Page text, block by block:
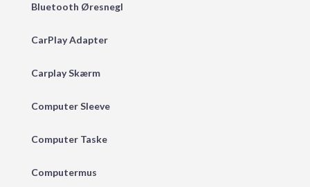
Bluetooth Øresnegl
CarPlay Adapter
Carplay Skærm
Computer Sleeve
Computer Taske
Computermus